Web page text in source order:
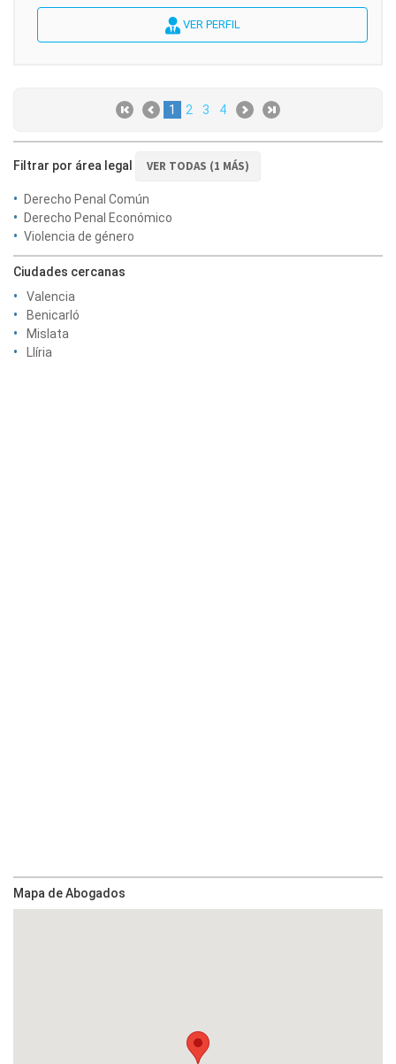
VER PERFIL
1 2 3 4
Filtrar por área legal VER TODAS (1 MÁS)
Derecho Penal Común
Derecho Penal Económico
Violencia de género
Ciudades cercanas
Valencia
Benicarló
Mislata
Llíria
Mapa de Abogados